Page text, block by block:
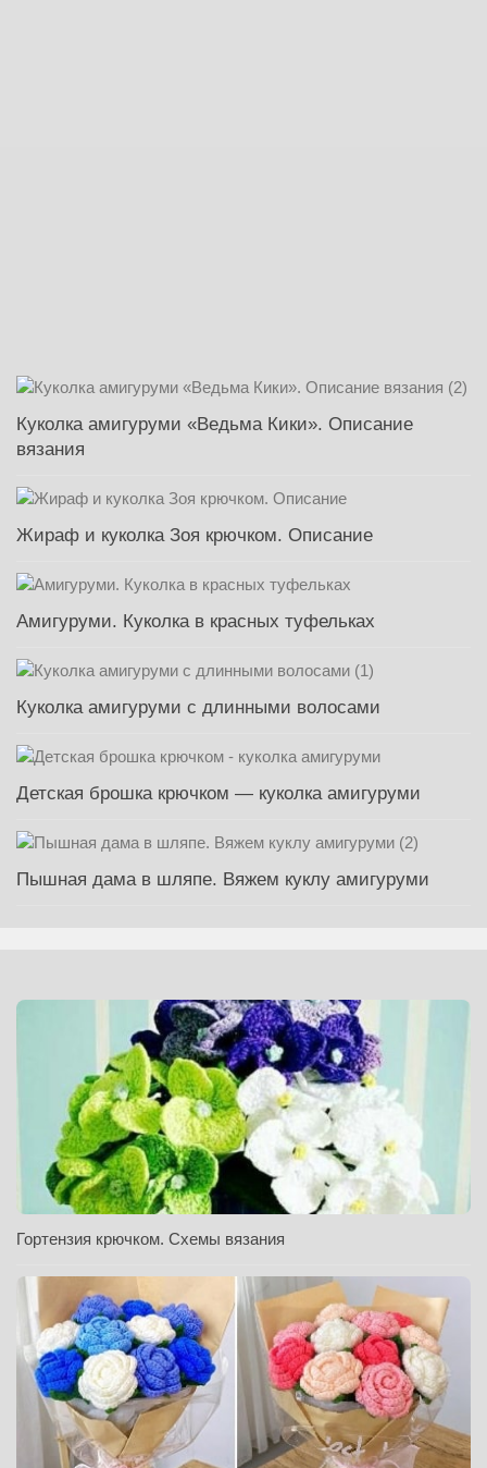
Куколка амигуруми «Ведьма Кики». Описание
вязания
Жираф и куколка Зоя крючком. Описание
Амигуруми. Куколка в красных туфельках
Куколка амигуруми с длинными волосами
Детская брошка крючком — куколка амигуруми
Пышная дама в шляпе. Вяжем куклу амигуруми
Гортензия крючком. Схемы вязания